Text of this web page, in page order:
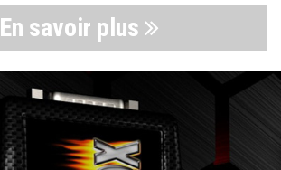
En savoir plus